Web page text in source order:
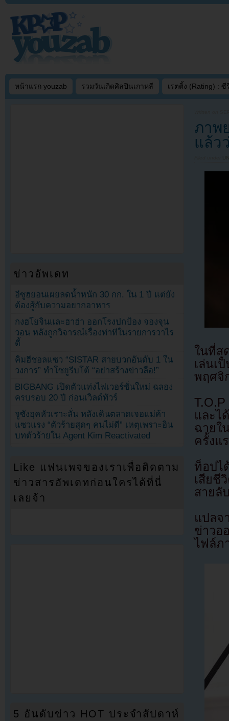
หน้าแรก youzab รวมวันเกิดศิลปินเกาหลี เรตติ้ง (Rating) : ซี
ภาพ
แล้ว
ในที่สุ
เล่นเ
พฤศจิ
และไ
ฉายใ
ครั้งแ
ท็อปไ
เสียชี
สายลั
แปลจ
ข่าว
ไฟล์ภ
ข่าวอัพเดท
อีซูฮยอนเผยลดน้ำหนัก 30 กก. ใน 1 ปี แต่ยัง
ต้องสู้กับความอยากอาหาร
กงฮโยจินและฮาฮ่า ออกโรงปกป้อง จองจุน
วอน หลังถูกวิจารณ์เรื่องท่าทีในรายการวาไร
ตี้
คิมฮีชอลแซว “SISTAR สายบวกอันดับ 1 ใน
วงการ” ทำโซยูรีบโต้ “อย่าสร้างข่าวลือ!”
BIGBANG เปิดตัวแท่งไฟเวอร์ชั่นใหม่ ฉลอง
ครบรอบ 20 ปี ก่อนเวิลด์ทัวร์
จูซังอุคหัวเราะลั่น หลังเดินตลาดเจอแม่ค้า
แซวแรง “ตัวร้ายสุดๆ คนไม่ดี” เหตุเพราะอิน
บทตัวร้ายใน Agent Kim Reactivated
Like แฟนเพจของเราเพื่อติดตาม
ข่าวสารอัพเดทก่อนใครได้ที่นี่
เลยจ้า
5 อันดับข่าว HOT ประจำสัปดาห์